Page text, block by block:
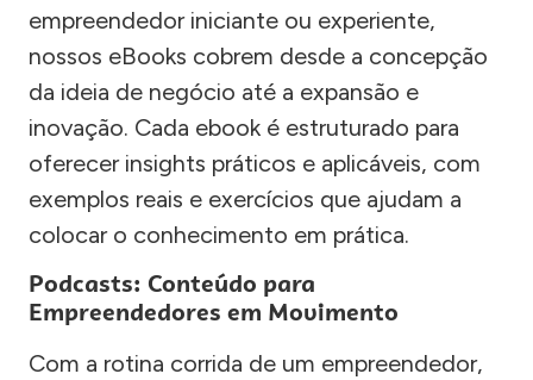
empreendedor iniciante ou experiente,
nossos eBooks cobrem desde a concepção
da ideia de negócio até a expansão e
inovação. Cada ebook é estruturado para
oferecer insights práticos e aplicáveis, com
exemplos reais e exercícios que ajudam a
colocar o conhecimento em prática.
Podcasts: Conteúdo para
Empreendedores em Movimento
Com a rotina corrida de um empreendedor,